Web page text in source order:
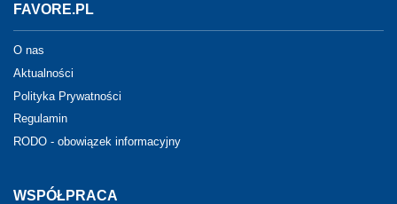
FAVORE.PL
O nas
Aktualności
Polityka Prywatności
Regulamin
RODO - obowiązek informacyjny
WSPÓŁPRACA